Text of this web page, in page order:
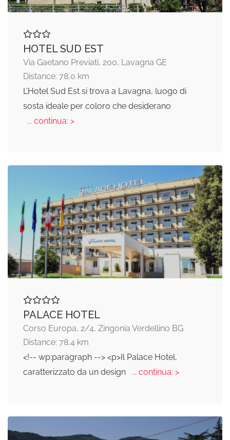
HOTEL SUD EST
Via Gaetano Previati, 200, Lavagna GE
Distance: 78,0 km
L’Hotel Sud Est si trova a Lavagna, luogo di
sosta ideale per coloro che desiderano
... continua: >
PALACE HOTEL
Corso Europa, 2/4, Zingonia Verdellino BG
Distance: 78,4 km
<!-- wp:paragraph --> <p>Il Palace Hotel,
caratterizzato da un design
... continua: >